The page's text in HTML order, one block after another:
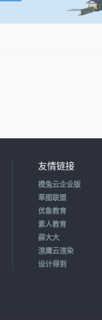
友情链接
模兔云企业版
草图联盟
优象教育
素人教育
薛大大
渲鹰云渲染
设计得到